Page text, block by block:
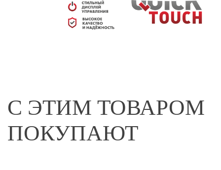
С ЭТИМ ТОВАРОМ
ПОКУПАЮТ